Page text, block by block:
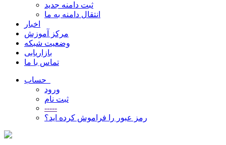
ثبت دامنه جدید
انتقال دامنه به ما
اخبار
مرکز آموزش
وضعیت شبکه
بازاریابی
تماس با ما
ورود
ثبت نام
-----
رمز عبور را فراموش کرده اید؟